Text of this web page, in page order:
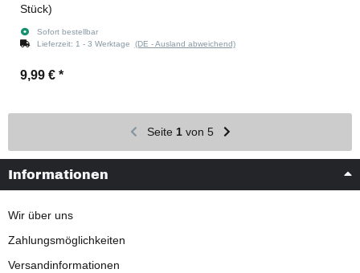
Stück)
Sofort bestellbar
Lieferzeit: 1 - 3 Werktage (DE - Ausland abweichend)
9,99 € *
Seite 1von 5
Informationen
Wir über uns
Zahlungsmöglichkeiten
Versandinformationen